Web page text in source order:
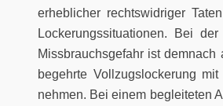
erheblicher rechtswidriger
Lockerungssituationen. Bei
Missbrauchsgefahr ist demnach
begehrte Vollzugslockerung
nehmen. Bei einem begleiteten